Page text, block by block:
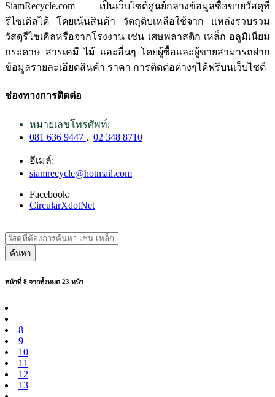
SiamRecycle.com เป็นเว็บไซต์ศูนย์กลางข้อมูลซื้อขายวัสดุที่
รีไซเคิลได้ โดยเน้นสินค้า วัตถุดิบเหลือใช้จาก แหล่งรวบรวม
วัสดุรีไซเคิลหรือจากโรงงาน เช่น เศษพลาสติก เหล็ก อลูมิเนียม
กระดาษ สารเคมี ไม้ และอื่นๆ โดยผู้ซื้อและผู้ขายสามารถฝาก
ข้อมูลรายละเอียดสินค้า ราคา การติดต่อต่างๆได้ฟรีบนเว็บไซต์
ช่องทางการติดต่อ
หมายเลขโทรศัพท์:
081 636 9447 , 02 348 8710
อีเมล์:
siamrecycle@hotmail.com
Facebook:
CircularXdotNet
ค้นหา
หน้าที่ 8 จากทั้งหมด 23 หน้า
8
9
10
11
12
13